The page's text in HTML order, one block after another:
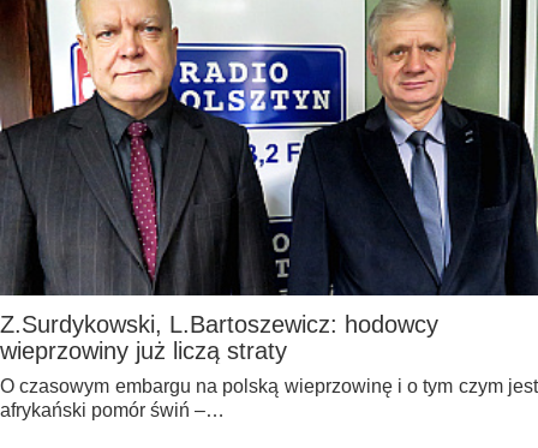
Z.Surdykowski, L.Bartoszewicz: hodowcy
wieprzowiny już liczą straty
O czasowym embargu na polską wieprzowinę i o tym czym jest
afrykański pomór świń –…